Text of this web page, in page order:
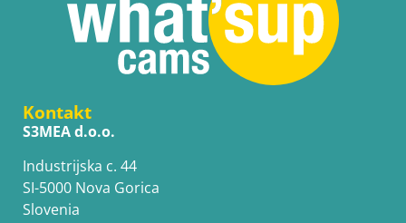
Kontakt
S3MEA d.o.o.
Industrijska c. 44
SI-5000 Nova Gorica
Slovenia